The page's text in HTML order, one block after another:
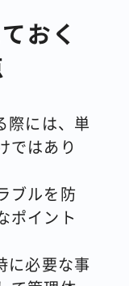
おく
際には、単
ではあり
ブルを防
ポイント
に必要な事